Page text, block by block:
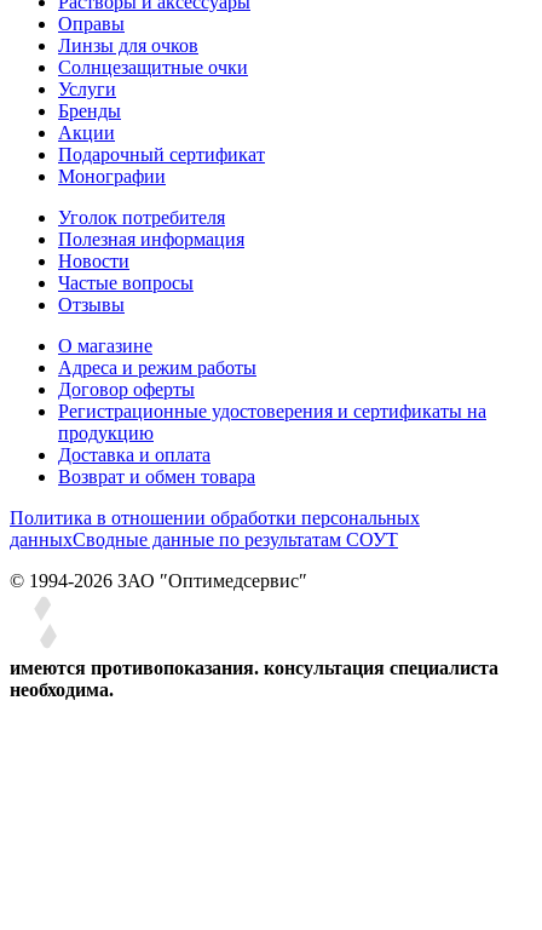
Оправы
Линзы для очков
Солнцезащитные очки
Услуги
Бренды
Акции
Подарочный сертификат
Монографии
Уголок потребителя
Полезная информация
Новости
Частые вопросы
Отзывы
О магазине
Адреса и режим работы
Договор оферты
Регистрационные удостоверения и сертификаты на
продукцию
Доставка и оплата
Возврат и обмен товара
Политика в отношении обработки персональных
данныхСводные данные по результатам СОУТ
© 1994-2026 ЗАО ″Оптимедсервис″
имеются противопоказания. консультация специалиста
необходима.